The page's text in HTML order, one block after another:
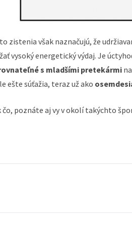
zistenia však naznačujú, že
vysoký energetický výdaj. Je
s mladšími pretekármi
ešte súťažia, teraz už ako
čo, poznáte aj vy v okolí takýchto